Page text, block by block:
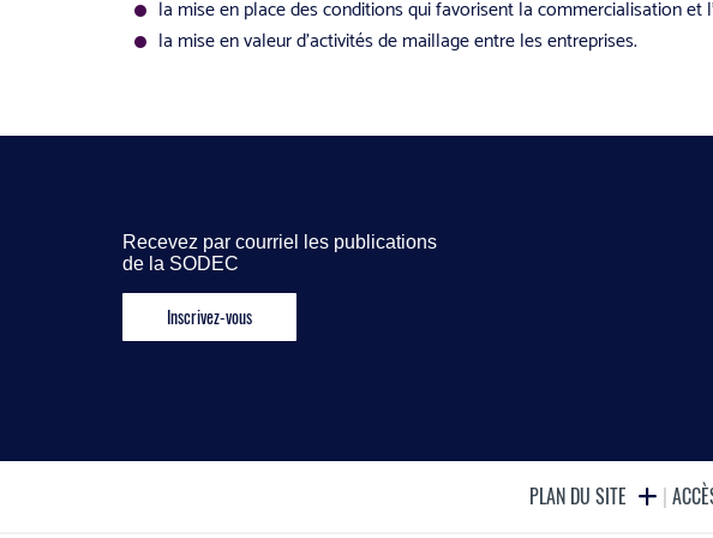
la mise en place des conditions qui favorisent la commercialisation et
la mise en valeur d’activités de maillage entre les entreprises.
Recevez par courriel les publications
de la SODEC
PLAN DU SITE |